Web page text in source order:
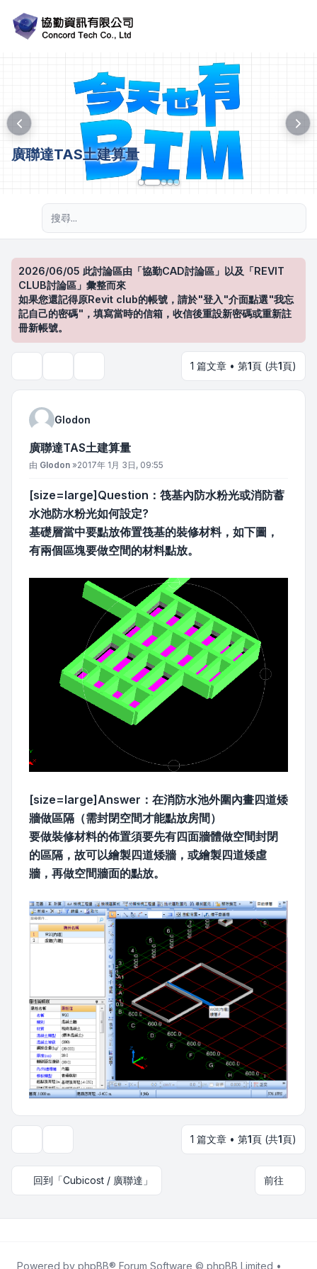
廣聯達TAS土建算量
2026/06/05 此討論區由「協勤CAD討論區」以及「REVIT
CLUB討論區」彙整而來
如果您還記得原Revit club的帳號，請於"登入"介面點選"我忘
記自己的密碼"，填寫當時的信箱，收信後重設新密碼或重新註
冊新帳號。
1 篇文章 • 第1頁 (共1頁)
Glodon
廣聯達TAS土建算量
文章
由 Glodon »2017年 1月 3日, 09:55
[size=large]Question：筏基內防水粉光或消防蓄
水池防水粉光如何設定?
基礎層當中要點放佈置筏基的裝修材料，如下圖，
有兩個區塊要做空間的材料點放。
[size=large]Answer：在消防水池外圍內畫四道矮
牆做區隔（需封閉空間才能點放房間）
要做裝修材料的佈置須要先有四面牆體做空間封閉
的區隔，故可以繪製四道矮牆，或繪製四道矮虛
牆，再做空間牆面的點放。
1 篇文章 • 第1頁 (共1頁)
回到「Cubicost / 廣聯達」 前往
Powered by phpBB® Forum Software © phpBB Limited •